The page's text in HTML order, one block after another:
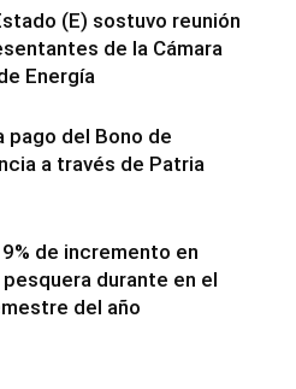
(E) sostuvo reunión
de la Cámara
Energía
pago del Bono de
a través de Patria
de incremento en
durante en el
del año